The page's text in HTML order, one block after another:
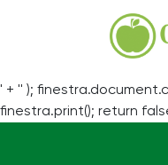
' + '' );
finestra.print(); return